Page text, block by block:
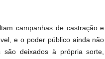
campanhas de castração e
e o poder público ainda não
são deixados à própria sorte,